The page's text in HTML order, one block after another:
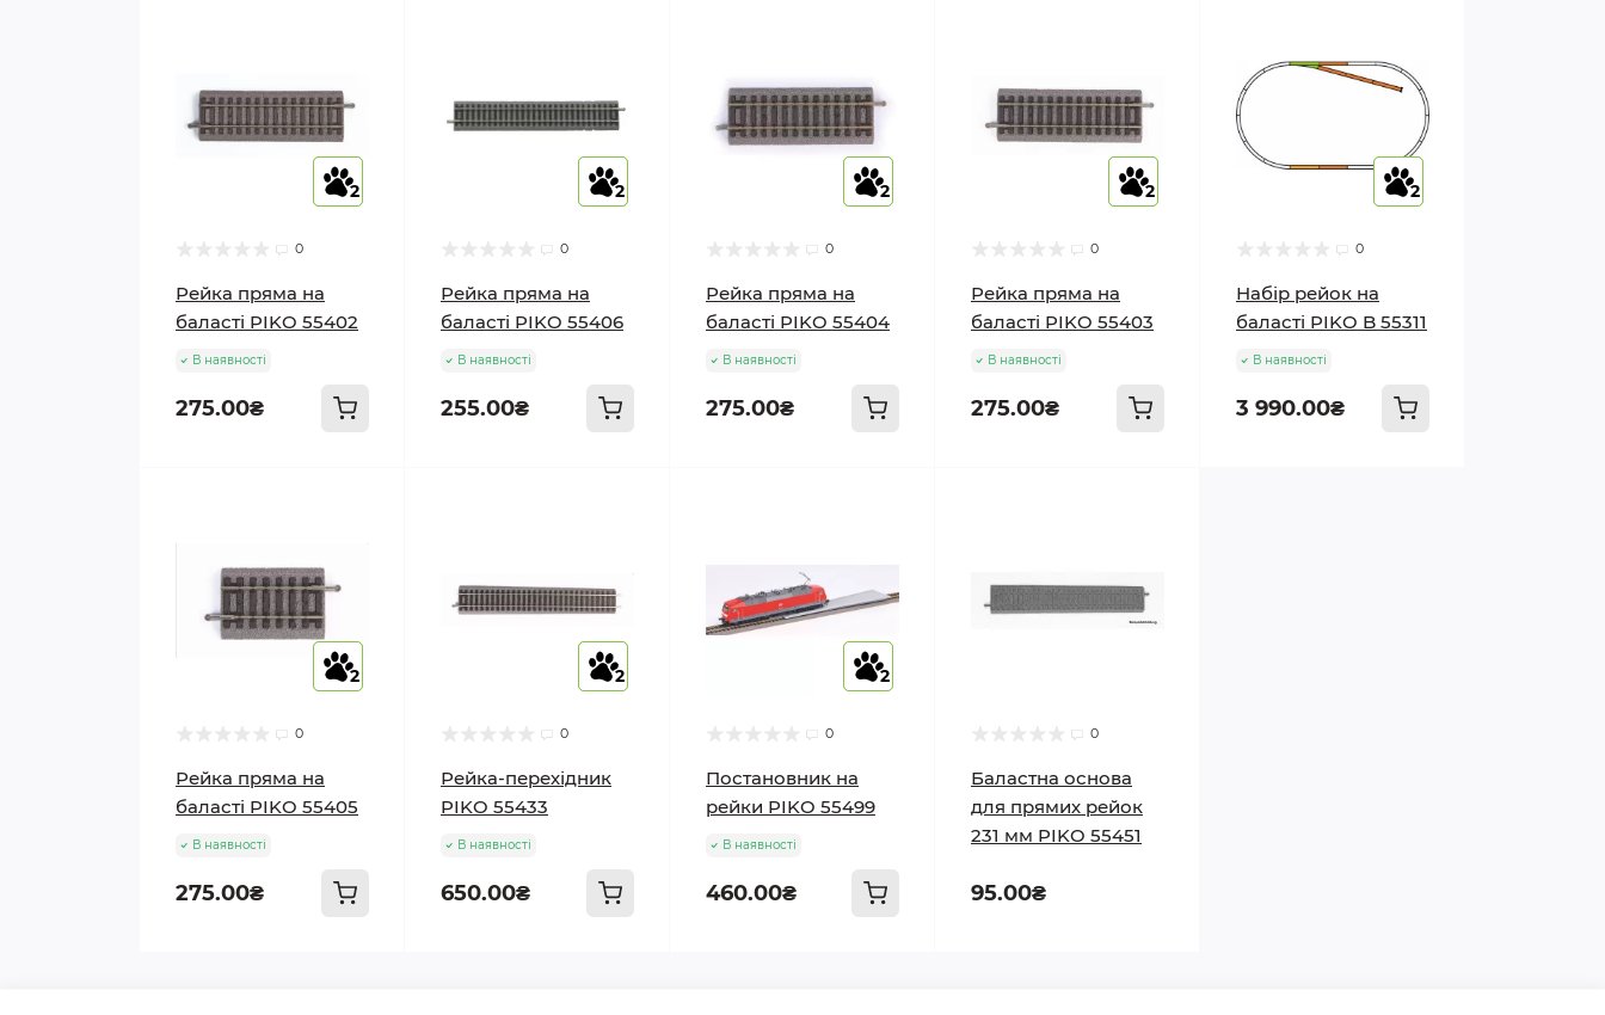
2
2
0
Рейка пряма на
баласті PIKO 55402
В наявності
275.00₴
2
2
0
Рейка пряма на
баласті PIKO 55406
В наявності
255.00₴
2
2
0
Рейка пряма на
баласті PIKO 55404
В наявності
275.00₴
2
2
0
Рейка пряма на
баласті PIKO 55403
В наявності
275.00₴
2
2
0
Набір рейок на
баласті PIKO B 55311
В наявності
3 990.00₴
2
2
0
Рейка пряма на
баласті PIKO 55405
В наявності
275.00₴
2
2
0
Рейка-перехідник
PIKO 55433
В наявності
650.00₴
2
2
0
Постановник на
рейки PIKO 55499
В наявності
460.00₴
0
Баластна основа
для прямих рейок
231 мм PIKO 55451
95.00₴